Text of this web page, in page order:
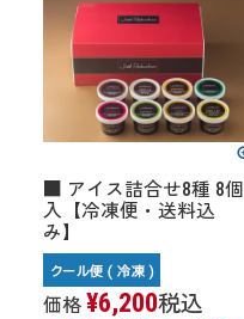
■ アイス詰合せ8種 8個
入【冷凍便・送料込
み】
価格 ¥6,200税込